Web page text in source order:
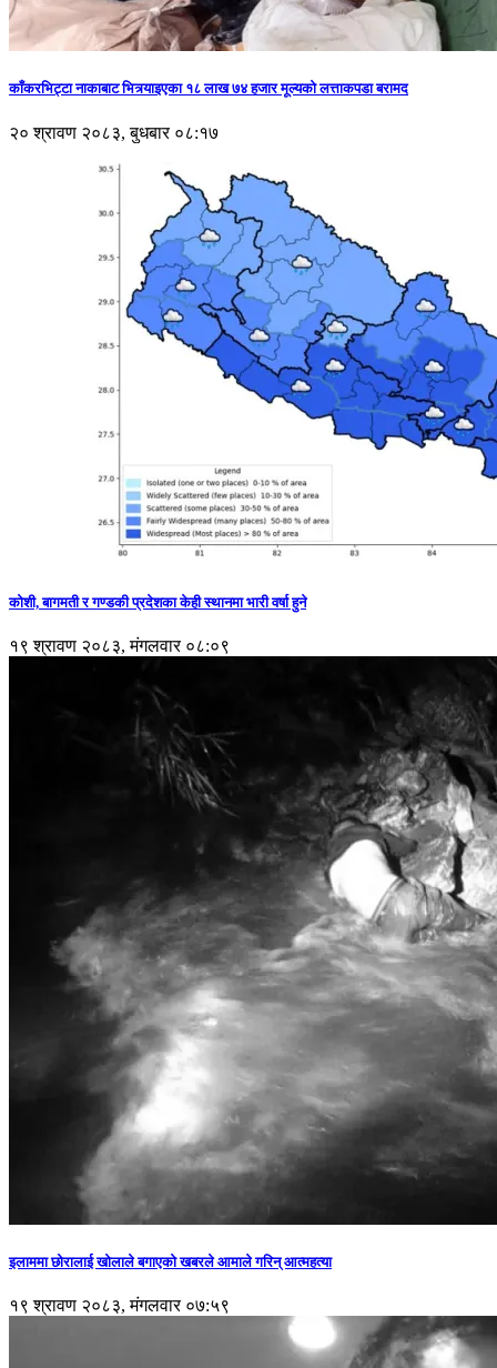
काँकरभिट्टा नाकाबाट भित्र्याइएका १८ लाख ७४ हजार मूल्यकाे लत्ताकपडा बरामद
२० श्रावण २०८३, बुधबार ०८:१७
कोशी, बागमती र गण्डकी प्रदेशका केही स्थानमा भारी वर्षा हुने
१९ श्रावण २०८३, मंगलवार ०८:०९
इलाममा छोरालाई खोलाले बगाएकाे खबरले आमाले गरिन् आत्महत्या
१९ श्रावण २०८३, मंगलवार ०७:५९